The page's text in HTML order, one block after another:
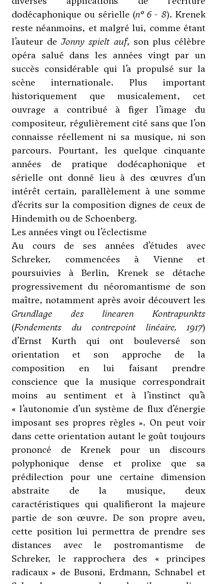
dodécaphonique ou sérielle (n° 6- 8). Krenek
reste néanmoins, et malgré lui, comme étant
l’auteur deJonny spielt auf, son plus célèbre
opéra salué dans les années vingt par un
succès considérable qui l’a propulsé sur la
scène internationale. Plus important
historiquement que musicalement, cet
ouvrage a contribué à figer l’image du
compositeur, régulièrement cité sans que l’on
connaisse réellement ni sa musique, ni son
parcours. Pourtant, les quelque cinquante
années de pratique dodécaphonique et
sérielle ont donné lieu à des œuvres d’un
intérêt certain, parallèlement à une somme
d’écrits sur la composition dignes de ceux de
Hindemith ou de Schoenberg.
Les années vingt ou l’éclectisme
Au cours de ses années d’études avec
Schreker, commencées à Vienne et
poursuivies à Berlin, Krenek se détache
progressivement du néoromantisme de son
maître, notamment après avoir découvert les
Grundlage des linearen Kontrapunkts
(Fondements du contrepoint linéaire, 1917)
d’Ernst Kurth qui ont bouleversé son
orientation et son approche de la
composition en lui faisant prendre
conscience que la musique correspondrait
moins au sentiment et à l’instinct qu’à
« l’autonomie d’un système de flux d’énergie
imposant ses propres règles ». On peut voir
dans cette orientation autant le goût toujours
prononcé de Krenek pour un discours
polyphonique dense et prolixe que sa
prédilection pour une certaine dimension
abstraite de la musique, deux
caractéristiques qui qualifieront la majeure
partie de son œuvre. De son propre aveu,
cette position lui permettra de prendre ses
distances avec le postromantisme de
Schreker, le rapprochera des « principes
radicaux » de Busoni,Erdmann, Schnabel et